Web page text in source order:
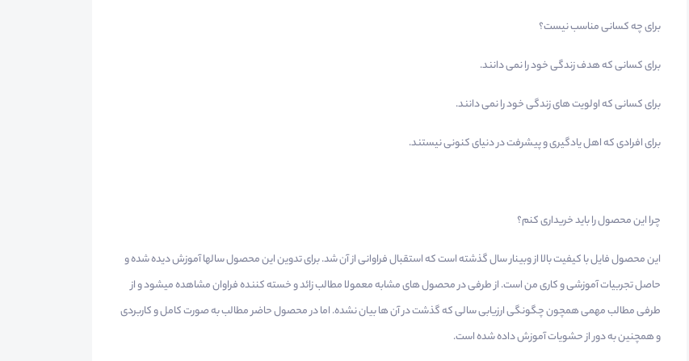
برای چه کسانی مناسب نیست؟
برای کسانی که هدف زندگی خود را نمی دانند.
برای کسانی که اولویت های زندگی خود را نمی دانند.
برای افرادی که اهل یادگیری و پیشرفت در دنیای کنونی نیستند.
چرا این محصول را باید خریداری کنم؟
این محصول فایل با کیفیت بالا از وبینار سال گذشته است که استقبال فراوانی از آن شد. برای تدوین این محصول سالها آموزش دیده شده و
حاصل تجربیات آموزشی و کاری من است. از طرفی در محصول های مشابه معمولا مطالب زائد و خسته کننده فراوان مشاهده میشود و از
طرفی مطالب مهمی همچون چگونگی ارزیابی سالی که گذشت در آن ها بیان نشده. اما در محصول حاضر مطالب به صورت کامل و کاربردی
و همچنین به دور از حشویات آموزش داده شده است.